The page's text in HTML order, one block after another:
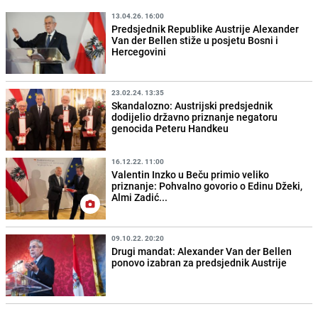
13.04.26. 16:00
Predsjednik Republike Austrije Alexander
Van der Bellen stiže u posjetu Bosni i
Hercegovini
23.02.24. 13:35
Skandalozno: Austrijski predsjednik
dodijelio državno priznanje negatoru
genocida Peteru Handkeu
16.12.22. 11:00
Valentin Inzko u Beču primio veliko
priznanje: Pohvalno govorio o Edinu Džeki,
Almi Zadić...
09.10.22. 20:20
Drugi mandat: Alexander Van der Bellen
ponovo izabran za predsjednik Austrije